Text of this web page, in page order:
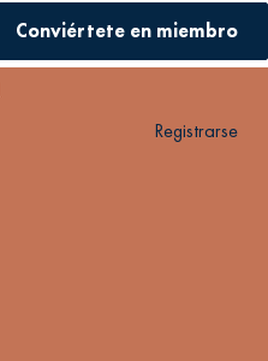
Conviértete en miembro
Registrarse